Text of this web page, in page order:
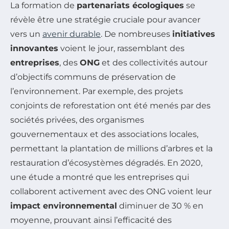
La formation de partenariats écologiques se
révèle être une stratégie cruciale pour avancer
vers un avenir durable. De nombreuses initiatives
innovantes voient le jour, rassemblant des
entreprises, des ONG et des collectivités autour
d’objectifs communs de préservation de
l’environnement. Par exemple, des projets
conjoints de reforestation ont été menés par des
sociétés privées, des organismes
gouvernementaux et des associations locales,
permettant la plantation de millions d’arbres et la
restauration d’écosystèmes dégradés. En 2020,
une étude a montré que les entreprises qui
collaborent activement avec des ONG voient leur
impact environnemental diminuer de 30 % en
moyenne, prouvant ainsi l’efficacité des